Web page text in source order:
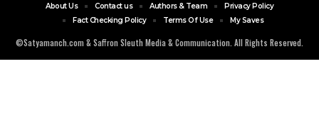
©Satyamanch.com & Saffron Sleuth Media & Communication. All Rights Reserved.
About Us Contact us Authors & Team
Privacy Policy
Fact Checking Policy
Terms Of Use My Saves